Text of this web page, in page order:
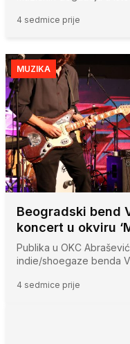
4 sedmice prije
MUZIKA
Beogradski bend
koncert u okviru
Publika u OKC
indie/shoegaze benda
4 sedmice prije